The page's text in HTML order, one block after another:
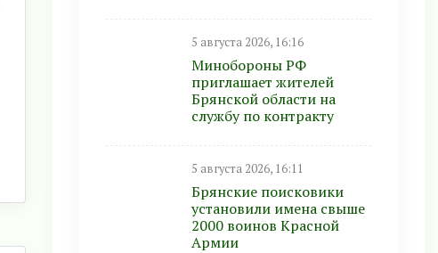
5 августа 2026, 16:16
Минобoроны РФ
приглaшaет житeлeй
Брянской области на
службу по контракту
5 августа 2026, 16:11
Брянские поисковики
установили имена свыше
2000 воинов Красной
Армии